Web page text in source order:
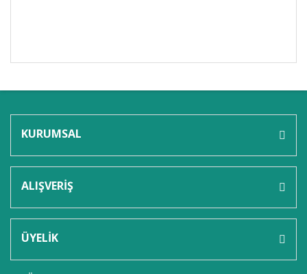
diğer konularda yetersiz gördüğünüz noktaları öneri
Görüş ve önerileriniz için teşekkür ederiz.
Ürün açıklamasında eksik bilgiler bulunuyor.
Ürün bilgilerinde hatalar bulunuyor.
Ürün fiyatı diğer sitelerden daha pahalı.
KURUMSAL
ALIŞVERİŞ
ÜYELİK